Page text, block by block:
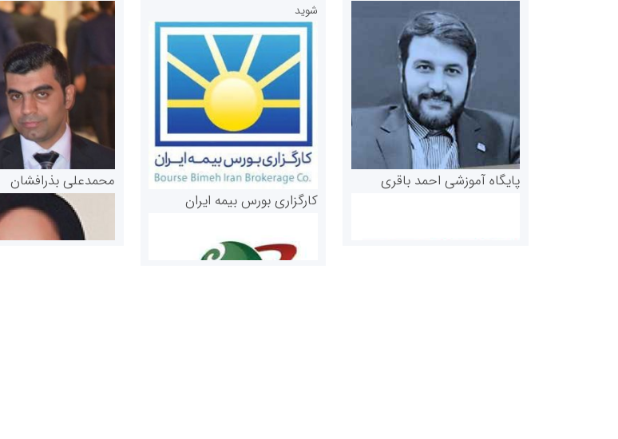
پایگاه آموزشی احمد باقری
شوید
کارگزاری بورس بیمه ایران
محمدعلی بذرافشان